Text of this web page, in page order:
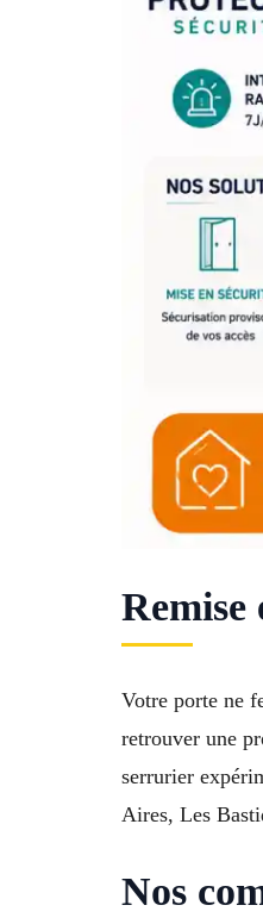
Remise
Votre porte ne
retrouver une
serrurier
Aires, Les
Nos